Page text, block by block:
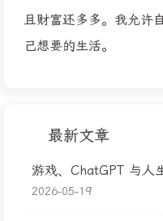
且财富还多多。我允许
己想要的生活。
最新文章
游戏、ChatGPT 与人
2026-05-19